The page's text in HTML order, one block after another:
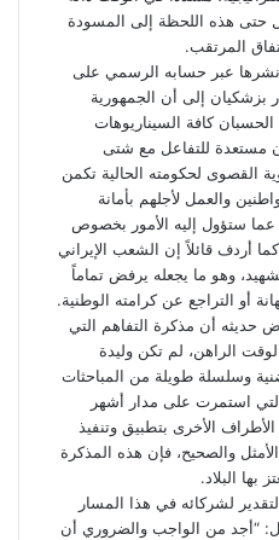
حتى هذه اللحظة إلى المسودة
المرتقب.
عبر حسابه الرسمي على
بزشكيان إلى أن الجمهورية
كافة السيناريوهات
مستعدة للتفاعل مع شتى
القصوى لحكومته الحالية تكمن
والعمل لأجلهم بأمانة
ستؤول إليه الأمور بخصوص
أردف قائلاً إن الشعب الإيراني
وهو ما يجعله يرفض تماماً
أو التراجع عن كرامته الوطنية.
حديثه أن مذكرة التفاهم التي
الراهن، لم تكن وليدة
وسلسلة طويلة من المباحثات
استمرت على مدار أشهر
الأخرى بتطبيق وتنفيذ
والصحيح، فإن هذه المذكرة
بها البلاد.
لشركائه في هذا المسار
“أجد من الواجب والضروري أن